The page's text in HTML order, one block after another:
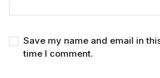
Save my name and email in
time I comment.